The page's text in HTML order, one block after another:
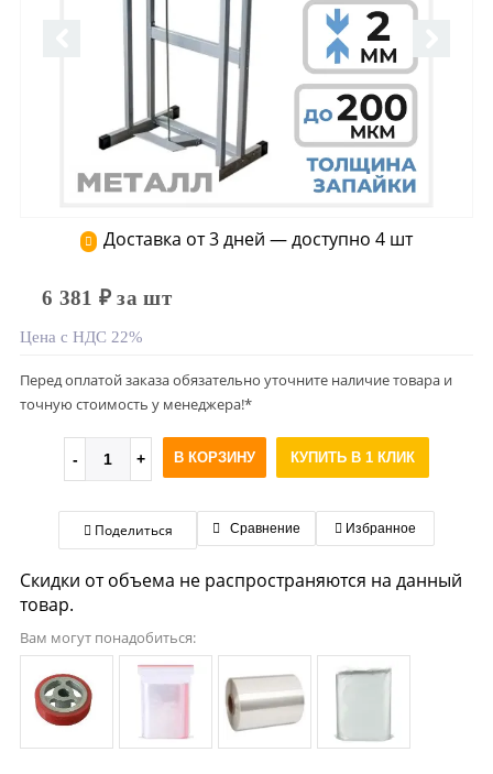
Доставка от 3 дней — доступно 4 шт
6 381 ₽ за шт
Цена с НДС 22%
Перед оплатой заказа обязательно уточните наличие товара и
точную стоимость у менеджера!*
В КОРЗИНУ КУПИТЬ В 1 КЛИК
Поделиться Сравнение Избранное
Скидки от объема не распространяются на данный
товар.
Вам могут понадобиться: